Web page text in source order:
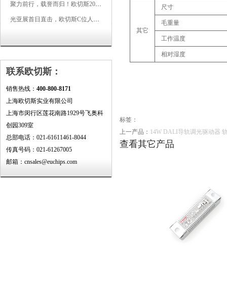
聚力前行，载誉而归！欧切斯2026光亚展完美收官
光亚展首日直击，欧切斯C位人气爆棚-双奖加冕，实力再出圈
联系欧切斯：
销售热线： 400-800-8171
上海欧切斯实业有限公司
上海市闵行区莲花南路1929号飞奥科
创园309室
总部电话：021-61611461-8044
传真号码：021-61267005
邮箱：cnsales@euchips.com
其它
尺寸
毛重量
工作温度
相对湿度
标签：
上一产品： 14W DALI导轨调光驱动器
查看其它产品